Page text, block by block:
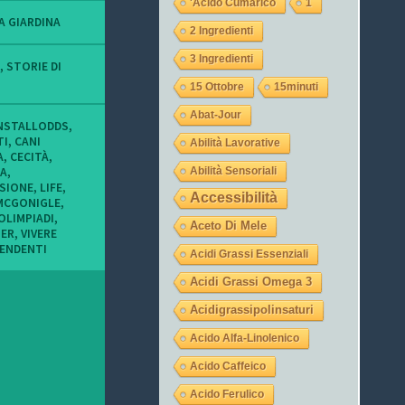
GIARDINA
, STORIE DI
,
, CANI
, CECITÀ,
,
, LIFE,
,
,
, VIVERE
o
f
i
l
o
d
i
t
u
c
o
n
i
m
i
e
i
o
c
c
h
i
s
u
F
a
c
e
o
f
i
l
o
d
L
u
r
a
_
o
c
c
h
i
9
s
u
T
w
i
t
t
e
r
o
f
d
i
s
t
a
g
r
a
m
'acido Cumarico 1
2 Ingredienti
3 Ingredienti
15 Ottobre 15minuti
Abat-Jour
Abilità Lavorative
Abilità Sensoriali
Accessibilità
Aceto Di Mele
Acidi Grassi Essenziali
Acidi Grassi Omega 3
Acidigrassipolinsaturi
Acido Alfa-Linolenico
Acido Caffeico
Acido Ferulico